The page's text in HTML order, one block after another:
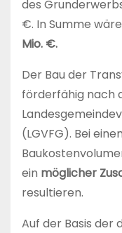
des
€. In Summe
Mio. €.
Der Bau der
förderfähig nach
(LGVFG). Bei
ein möglicher
resultieren.
Auf der Basis der